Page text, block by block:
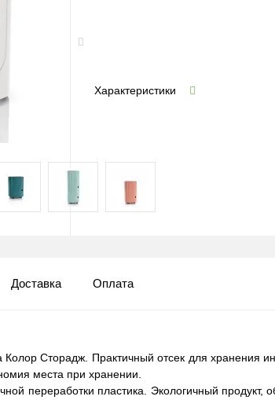
Характеристики
Доставка Оплата
Сторадж. Практичный отсек для хранения
места при хранении.
переработки пластика. Экологичный